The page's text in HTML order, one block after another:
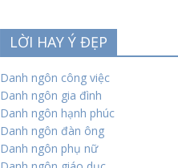
LỜI HAY Ý ĐẸP
Danh ngôn công việc
Danh ngôn gia đình
Danh ngôn hạnh phúc
Danh ngôn đàn ông
Danh ngôn phụ nữ